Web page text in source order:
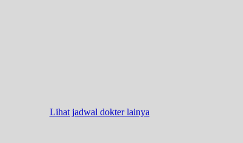
Lihat jadwal dokter lainya